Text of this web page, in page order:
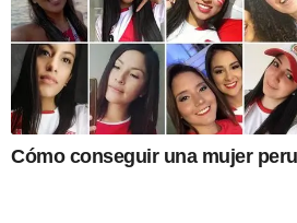
Cómo conseguir una mujer